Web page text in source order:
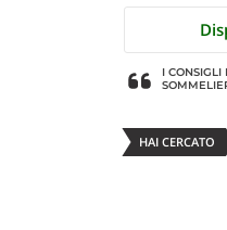
I CONSIGLI
HAI CERCATO